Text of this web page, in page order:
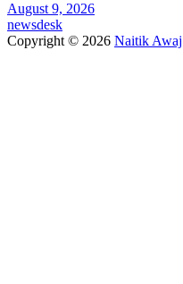
August 9, 2026
newsdesk
Copyright © 2026 Naitik Awaj